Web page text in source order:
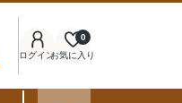
ログインお気に入り
0